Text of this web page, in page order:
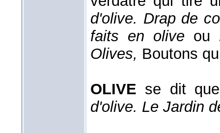
d'olive. Drap de
faits en olive ou
Olives, Boutons
OLIVE se dit
d'olive. Le Jardin